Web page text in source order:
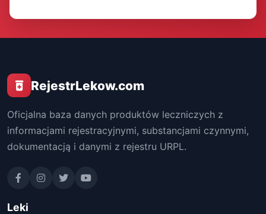
RejestrLekow.com
Oficjalna baza danych produktów leczniczych z
informacjami rejestracyjnymi, substancjami czynnymi,
dokumentacją i danymi z rejestru URPL.
Leki